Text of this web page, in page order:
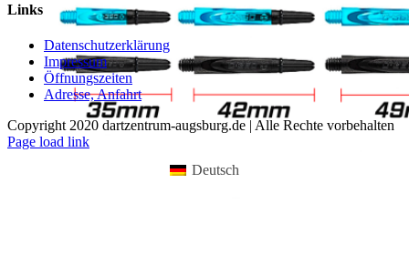
mehrere
Varianten
auf.
Die
Optionen
können
auf
der
Produktseite
Links
Datenschutzerklärung
Impressum
Öffnungszeiten
Adresse, Anfahrt
Copyright 2020 dartzentrum-augsburg.de | Alle Rechte vorbehalten
Facebook
Instagram
YouTube
Page load link
Deutsch